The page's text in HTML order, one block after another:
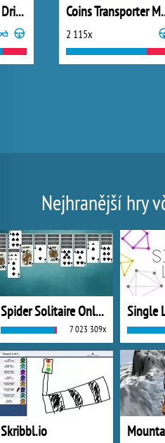
Simulated Truck Driving Coins
2 115x
Nejhranější hry
Spider Solitaire Online
7 023 309x
Single
Skribbl.io